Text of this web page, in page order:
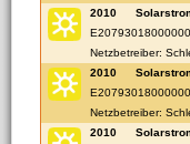
2010
Netzbetreiber:
2010
Netzbetreiber:
2010